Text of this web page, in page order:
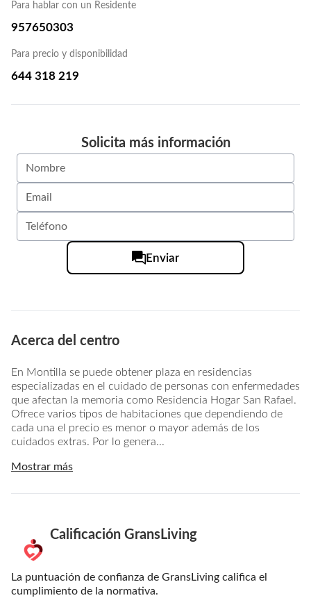
Para hablar con un Residente
957650303
Para precio y disponibilidad
644 318 219
Solicita más información
Enviar
Acerca del centro
En Montilla se puede obtener plaza en residencias
especializadas en el cuidado de personas con enfermedades
que afectan la memoria como Residencia Hogar San Rafael.
Ofrece varios tipos de habitaciones que dependiendo de
cada una el precio es menor o mayor además de los
cuidados extras. Por lo genera...
Mostrar más
Calificación GransLiving
La puntuación de confianza de GransLiving califica el
cumplimiento de la normativa.